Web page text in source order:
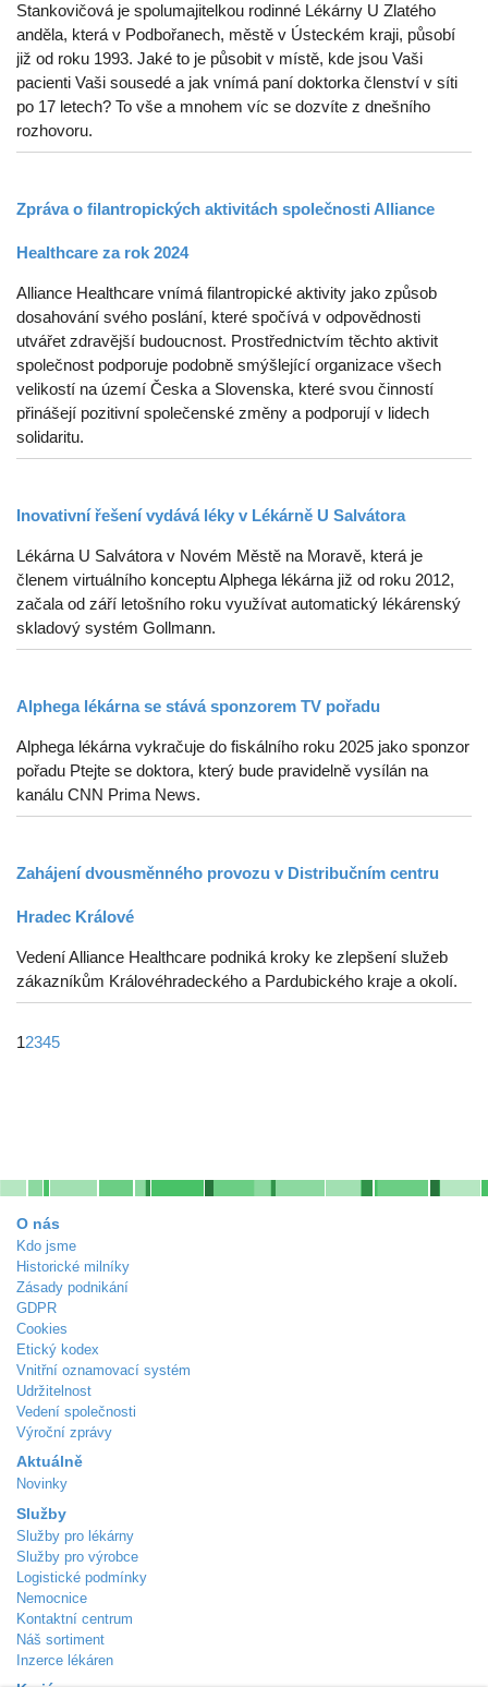
Stankovičová je spolumajitelkou rodinné Lékárny U Zlatého
anděla, která v Podbořanech, městě v Ústeckém kraji, působí
již od roku 1993. Jaké to je působit v místě, kde jsou Vaši
pacienti Vaši sousedé a jak vnímá paní doktorka členství v síti
po 17 letech? To vše a mnohem víc se dozvíte z dnešního
rozhovoru.
Zpráva o filantropických aktivitách společnosti Alliance
Healthcare za rok 2024
Alliance Healthcare vnímá filantropické aktivity jako způsob
dosahování svého poslání, které spočívá v odpovědnosti
utvářet zdravější budoucnost. Prostřednictvím těchto aktivit
společnost podporuje podobně smýšlející organizace všech
velikostí na území Česka a Slovenska, které svou činností
přinášejí pozitivní společenské změny a podporují v lidech
solidaritu.
Inovativní řešení vydává léky v Lékárně U Salvátora
Lékárna U Salvátora v Novém Městě na Moravě, která je
členem virtuálního konceptu Alphega lékárna již od roku 2012,
začala od září letošního roku využívat automatický lékárenský
skladový systém Gollmann.
Alphega lékárna se stává sponzorem TV pořadu
Alphega lékárna vykračuje do fiskálního roku 2025 jako sponzor
pořadu Ptejte se doktora, který bude pravidelně vysílán na
kanálu CNN Prima News.
Zahájení dvousměnného provozu v Distribučním centru
Hradec Králové
Vedení Alliance Healthcare podniká kroky ke zlepšení služeb
zákazníkům Královéhradeckého a Pardubického kraje a okolí.
12345
O nás
Kdo jsme
Historické milníky
Zásady podnikání
GDPR
Cookies
Etický kodex
Vnitřní oznamovací systém
Udržitelnost
Vedení společnosti
Výroční zprávy
Aktuálně
Novinky
Služby
Služby pro lékárny
Služby pro výrobce
Logistické podmínky
Nemocnice
Kontaktní centrum
Náš sortiment
Inzerce lékáren